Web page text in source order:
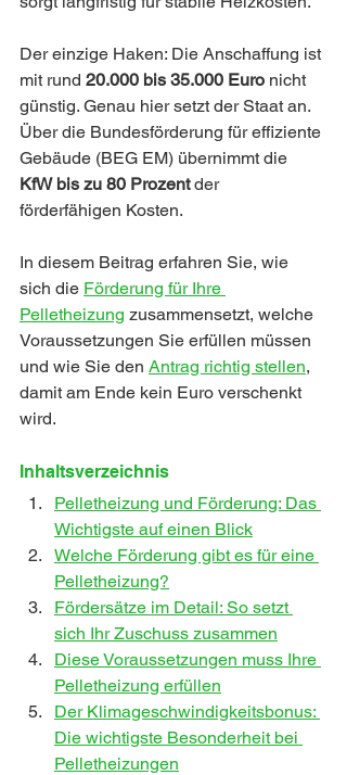
Der einzige Haken: Die Anschaffung ist
mit rund 20.000 bis 35.000 Euro nicht
günstig. Genau hier setzt der Staat an.
Über die Bundesförderung für effiziente
Gebäude (BEG EM) übernimmt die
KfW bis zu 80 Prozent der
förderfähigen Kosten.
In diesem Beitrag erfahren Sie, wie
sich die Förderung für Ihre
Pelletheizung zusammensetzt, welche
Voraussetzungen Sie erfüllen müssen
und wie Sie den Antrag richtig stellen,
damit am Ende kein Euro verschenkt
wird.
Inhaltsverzeichnis
Pelletheizung und Förderung: Das
Wichtigste auf einen Blick
Welche Förderung gibt es für eine
Pelletheizung?
Fördersätze im Detail: So setzt
sich Ihr Zuschuss zusammen
Diese Voraussetzungen muss Ihre
Pelletheizung erfüllen
Der Klimageschwindigkeitsbonus:
Die wichtigste Besonderheit bei
Pelletheizungen